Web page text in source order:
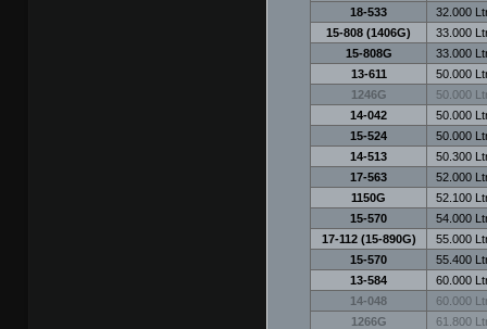
18-533
32.000
15-808 (1406G)
33.000
15-808G
33.000
13-611
50.000
1246G
50.000
14-042
50.000
15-524
50.000
14-513
50.300
17-563
52.000
1150G
52.100
15-570
54.000
17-112 (15-890G)
55.000
15-570
55.400
13-584
60.000
14-048
60.000
1266G
61.800